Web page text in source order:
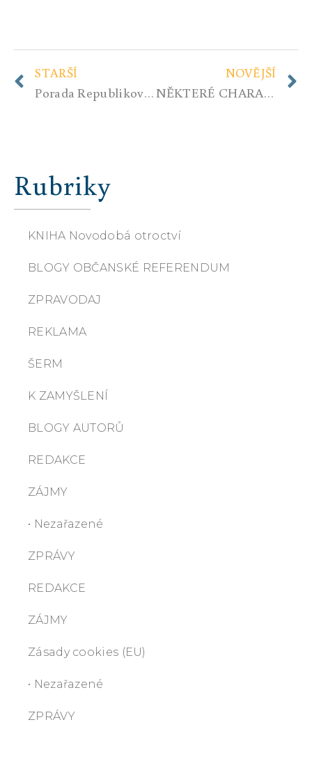
STARŠÍ
Porada Republikového štábu 4.12.2021 – Tisková zpráva
NOVĚJŠÍ
NĚKTERÉ CHARAKTERISTICKÉ RYSY FAKTORŮ SOUČASNÉHO KRIZOVÉHO VÝVOJE
Rubriky
KNIHA Novodobá otroctví
BLOGY OBČANSKÉ REFERENDUM
ZPRAVODAJ
REKLAMA
ŠERM
K ZAMYŠLENÍ
BLOGY AUTORŮ
REDAKCE
ZÁJMY
• Nezařazené
ZPRÁVY
REDAKCE
ZÁJMY
Zásady cookies (EU)
• Nezařazené
ZPRÁVY